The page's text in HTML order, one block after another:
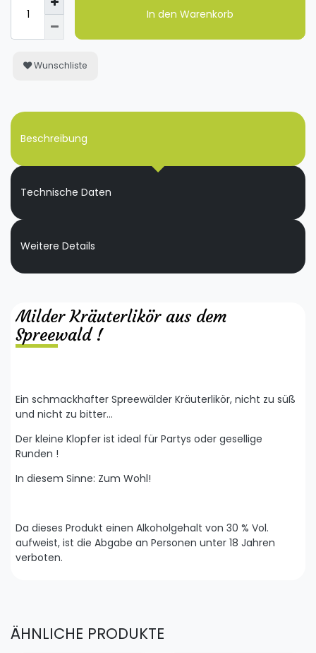
In den Warenkorb
Wunschliste
Beschreibung
Technische Daten
Weitere Details
Milder Kräuterlikör aus dem
Spreewald !
Ein schmackhafter Spreewälder Kräuterlikör, nicht zu süß
und nicht zu bitter...
Der kleine Klopfer ist ideal für Partys oder gesellige
Runden !
In diesem Sinne: Zum Wohl!
Da dieses Produkt einen Alkoholgehalt von 30 % Vol.
aufweist, ist die Abgabe an Personen unter 18 Jahren
verboten.
ÄHNLICHE PRODUKTE